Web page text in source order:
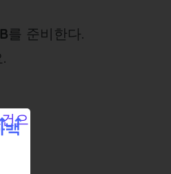
를 준비한다.